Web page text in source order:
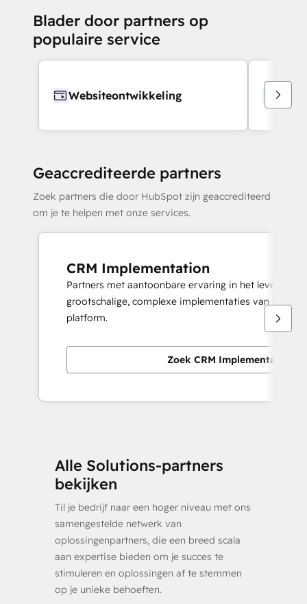
Blader door partners op
populaire service
Websiteontwikkeling
Geaccrediteerde partners
Zoek partners die door HubSpot zijn geaccrediteerd
om je te helpen met onze services.
CRM Implementation
Partners met aantoonbare ervaring in het leveren
grootschalige, complexe implementaties van het
platform.
Zoek CRM Implementation
Alle Solutions-partners
bekijken
Til je bedrijf naar een hoger niveau met ons
samengestelde netwerk van
oplossingenpartners, die een breed scala
aan expertise bieden om je succes te
stimuleren en oplossingen af te stemmen
op je unieke behoeften.